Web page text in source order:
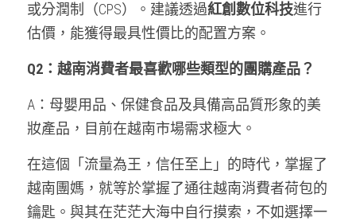
或分潤制（CPS）。建議透過紅創數位科技進行
估價，能獲得最具性價比的配置方案。
Q2：越南消費者最喜歡哪些類型的團購產品？
A：母嬰用品、保健食品及具備高品質形象的美
妝產品，目前在越南市場需求極大。
在這個「流量為王，信任至上」的時代，掌握了
越南團媽，就等於掌握了通往越南消費者荷包的
鑰匙。與其在茫茫大海中自行摸索，不如選擇一